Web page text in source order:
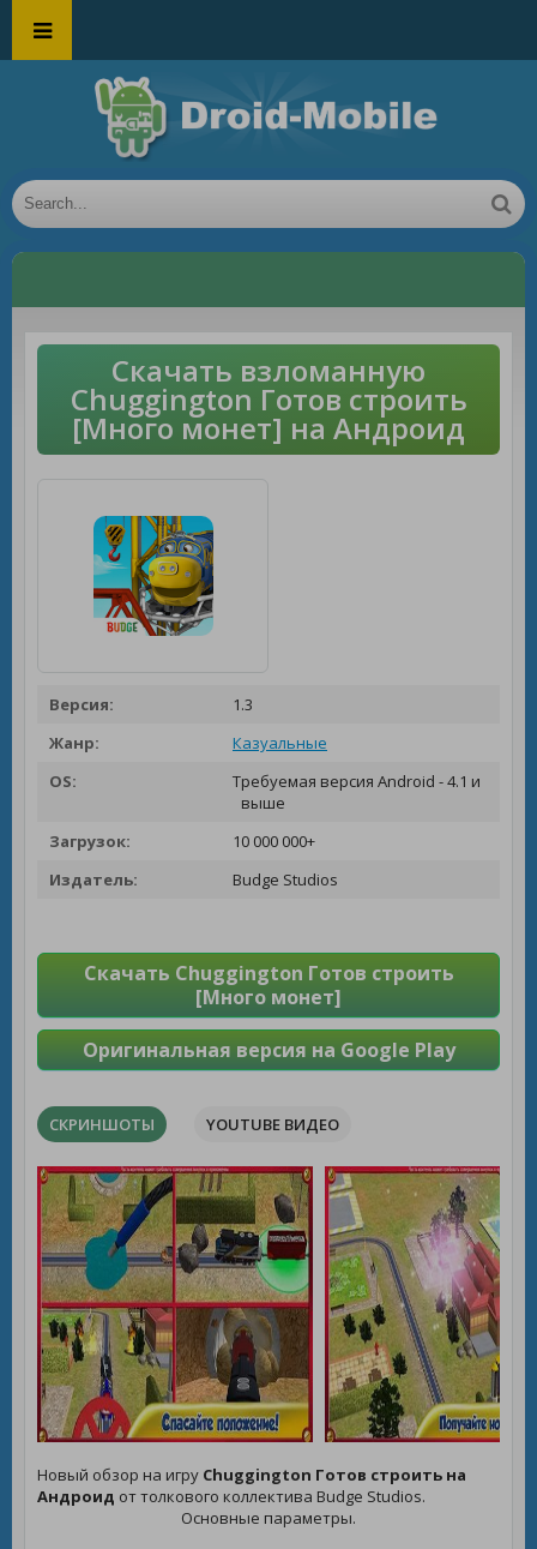
Скачать взломанную
Chuggington Готов строить
[Много монет] на Андроид
Версия:
1.3
Жанр:
Казуальные
OS:
Требуемая версия Android - 4.1 и
выше
Загрузок:
10 000 000+
Издатель:
Budge Studios
Скачать Chuggington Готов строить
[Много монет]
Оригинальная версия на Google Play
СКРИНШОТЫ YOUTUBE ВИДЕО
Новый обзор на игру Chuggington Готов строить на
Андроид от толкового коллектива Budge Studios.
Основные параметры.